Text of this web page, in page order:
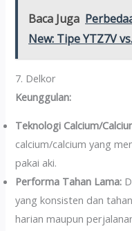
Baca Juga
New: Tipe YTZ7V
7. Delkor
Keunggulan:
Teknologi Calcium/
calcium/calcium yang
pakai aki.
Performa Tahan Lama:
yang konsisten dan
harian maupun